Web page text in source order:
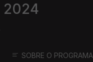
2024
SOBRE O PROGRAMA